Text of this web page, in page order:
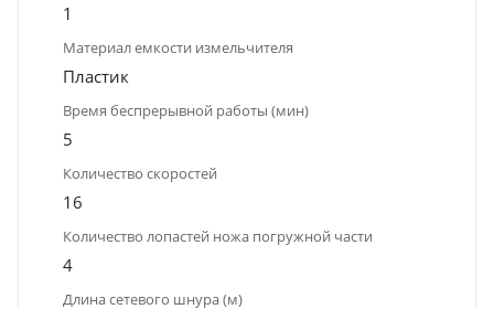
1
Материал емкости измельчителя
Пластик
Время беспрерывной работы (мин)
5
Количество скоростей
16
Количество лопастей ножа погружной части
4
Длина сетевого шнура (м)